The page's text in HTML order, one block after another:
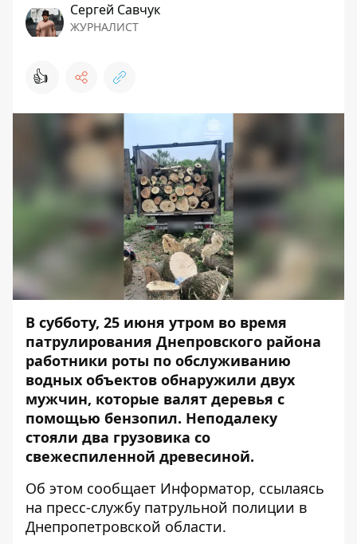
Сергей Савчук
ЖУРНАЛИСТ
👍
В субботу, 25 июня утром во время
патрулирования Днепровского района
работники роты по обслуживанию
водных объектов обнаружили двух
мужчин, которые валят деревья с
помощью бензопил. Неподалеку
стояли два грузовика со
свежеспиленной древесиной.
Об этом сообщает Информатор, ссылаясь
на пресс-службу патрульной полиции в
Днепропетровской области.